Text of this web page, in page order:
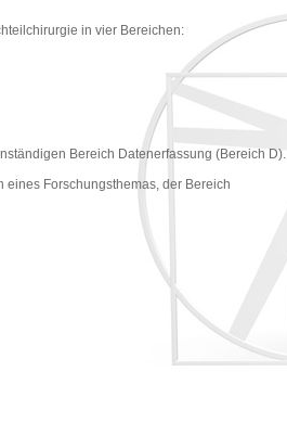
in vier Bereichen:
Bereich Datenerfassung (Bereich D).
Forschungsthemas, der Bereich